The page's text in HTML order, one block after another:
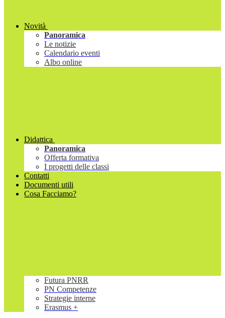
Novità
Panoramica
Le notizie
Calendario eventi
Albo online
Didattica
Panoramica
Offerta formativa
I progetti delle classi
Contatti
Documenti utili
Cosa Facciamo?
Futura PNRR
PN Competenze
Strategie interne
Erasmus +